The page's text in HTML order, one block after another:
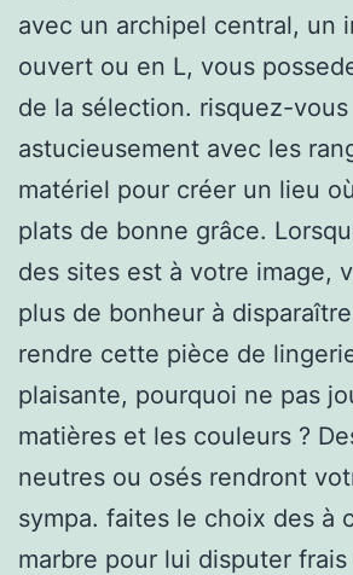
avec un archipel central, un
ouvert ou en L, vous
de la sélection. risquez-vous
astucieusement avec les
matériel pour créer un lieu
plats de bonne grâce.
des sites est à votre image,
plus de bonheur à
rendre cette pièce de
plaisante, pourquoi ne pas
matières et les couleurs ?
neutres ou osés rendront
sympa. faites le choix des à
marbre pour lui disputer frais